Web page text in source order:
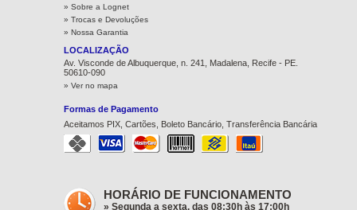
» Sobre a Lognet
» Trocas e Devoluções
» Nossa Garantia
LOCALIZAÇÃO
Av. Visconde de Albuquerque, n. 241, Madalena, Recife - PE.
50610-090
» Ver no mapa
Formas de Pagamento
Aceitamos PIX, Cartões, Boleto Bancário, Transferência Bancária
HORÁRIO DE FUNCIONAMENTO
» Segunda a sexta, das 08:30h às 17:00h